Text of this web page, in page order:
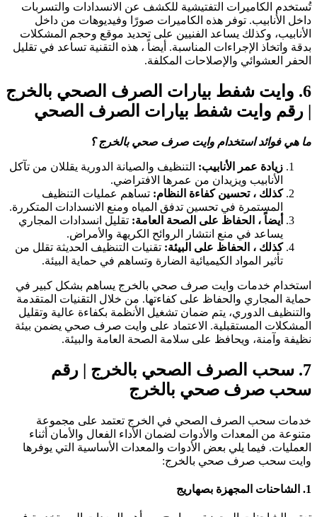
الكاميرات التفتيشية للكشف عن الانسدادات والتسربات
الأنابيب. توفر هذه الكاميرات صورًا وفيديوهات من داخل
وكذلك يساعد الفنيين على تحديد موقع وحجم المشكلات
واتخاذ الإجراءات المناسبة. أيضاً ، هذه التقنية تساعد في تقليل
العشوائي والإصلاحات المكلفة.
وايت شفط بيارات الصرف الصحي بالخرج
رقم وايت شفط بيارات الصرف الصحي
هي فوائد استخدام وايت صرف صحي بالخرج ؟
زيادة عمر الأنابيب:التنظيف والصيانة الدورية يقللان من تآكل
الأنابيب ويزيدان من عمرها الافتراضي.
كذلك ، تحسين كفاءة النظام:تساهم عمليات التنظيف
المستمرة في تحسين تدفق المياه ومنع الانسدادات المتكررة.
أيضاً ، الحفاظ على الصحة العامة:تقليل انسدادات المجاري
يساعد في منع انتشار الروائح الكريهة والأمراض.
كذلك ، الحفاظ على البيئة:تقنيات التنظيف الحديثة تقلل من
تأثير المواد الكيميائية الضارة وتساهم في حماية البيئة.
خدمات وايت صرف صحي بالخرج يساهم بشكل كبير في
المجاري والحفاظ على كفاءتها. من خلال التقنيات المتقدمة
الدوري، يتم ضمان تشغيل الأنظمة بكفاءة عالية وتقليل
المستقبلية. الاعتماد على وايت صرف صحي يضمن بيئة
وآمنة، ويحافظ على سلامة الصحة العامة والبيئة.
سحب الصرف الصحي بالخرج | رقم
صرف صحي بالخرج
سحب الصرف الصحي في الخرج تعتمد على مجموعة
من المعدات والأدوات لضمان الأداء الفعال والأمان أثناء
فيما يلي بعض الأدوات والمعدات الأساسية التي يوفرها
سحب صرف صحي بالخرج: